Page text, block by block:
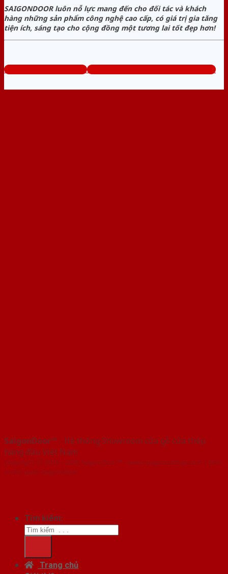
SAIGONDOOR luôn nỗ lực mang đến cho đối tác và khách
hàng những sản phẩm công nghệ cao cấp, có giá trị gia tăng
tiện ích, sáng tạo cho cộng đồng một tương lai tốt đẹp hơn!
www.cuagocuathep.com Tổng đài tư vấn miễn phí: 0824.400.400
SaigonDoor™ - Hệ thống Showroom cửa gỗ cửa thép
hàng đầu Việt Nam
Copyright ⓒ 2016 – 2026 SaigonDoor™ - www.cuagocuathep.com | Đơn
vị chủ quản SaigonDoor
Tìm kiếm:
Trang chủ